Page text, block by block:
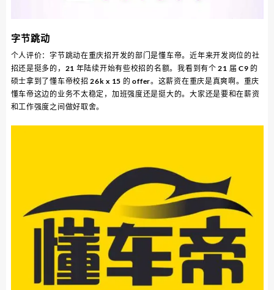
字节跳动
个人评价：字节跳动在重庆招开发的部门是懂车帝。近年来开发岗位的社
招还是挺多的，21 年陆续开始有些校招的名额。我看到有个 21 届 C9 的
硕士拿到了懂车帝校招 26k x 15 的 offer。这薪资在重庆是真爽啊。重庆
懂车帝这边的业务不太稳定，加班强度还是挺大的。大家还是要和在薪资
和工作强度之间做好取舍。